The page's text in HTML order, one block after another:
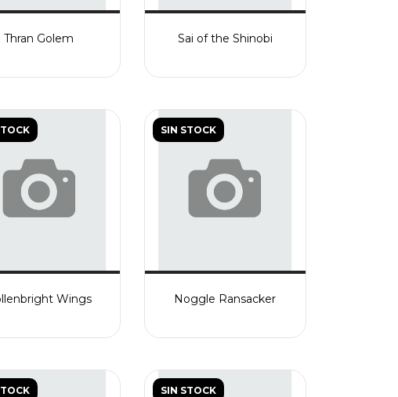
Thran Golem Sai of the Shinobi
Wings
SIN STOCK
Noggle Ransacker
SIN STOCK